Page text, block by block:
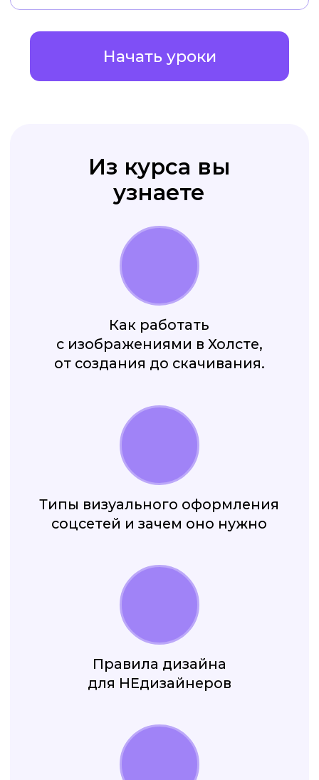
клиентаоформлен стильно
приводят вамновых клиентов